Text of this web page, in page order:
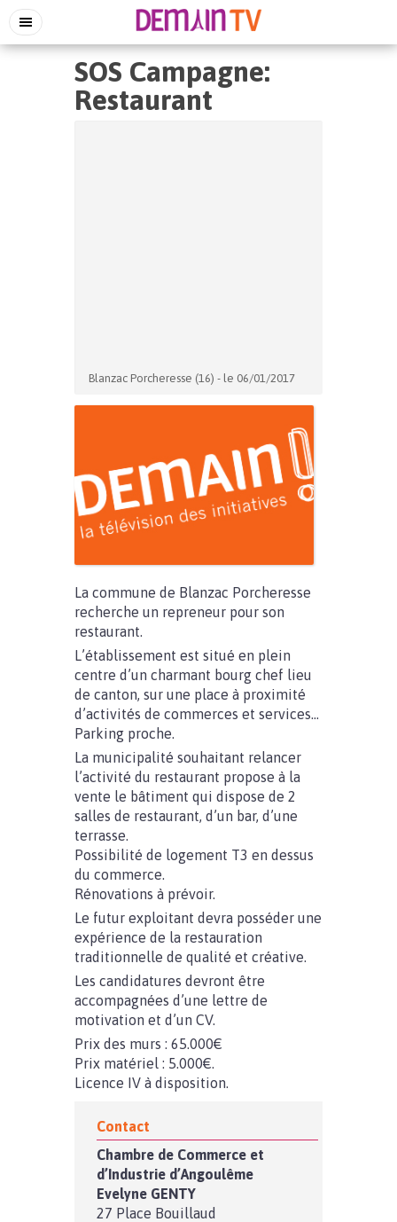
SOS Campagne:
Restaurant
Blanzac Porcheresse (16) - le 06/01/2017
La commune de Blanzac Porcheresse
recherche un repreneur pour son
restaurant.
L’établissement est situé en plein
centre d’un charmant bourg chef lieu
de canton, sur une place à proximité
d’activités de commerces et services…
Parking proche.
La municipalité souhaitant relancer
l’activité du restaurant propose à la
vente le bâtiment qui dispose de 2
salles de restaurant, d’un bar, d’une
terrasse.
Possibilité de logement T3 en dessus
du commerce.
Rénovations à prévoir.
Le futur exploitant devra posséder une
expérience de la restauration
traditionnelle de qualité et créative.
Les candidatures devront être
accompagnées d’une lettre de
motivation et d’un CV.
Prix des murs : 65.000€
Prix matériel : 5.000€.
Licence IV à disposition.
Contact
Chambre de Commerce et
d’Industrie d’Angoulême
Evelyne GENTY
27 Place Bouillaud